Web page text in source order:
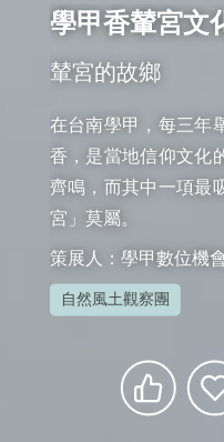
學甲香輦宮文
輦宮的故鄉
在台南學甲，每三年
香，是當地信仰文化
齊鳴，而其中一項最
宮」莫屬。
策展人：學甲數位機
自然風土觀察團